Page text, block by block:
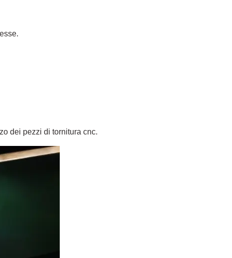
dei pezzi di tornitura cnc.